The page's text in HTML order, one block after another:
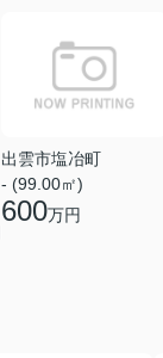
出雲市塩冶町
- (99.00㎡)
600万円